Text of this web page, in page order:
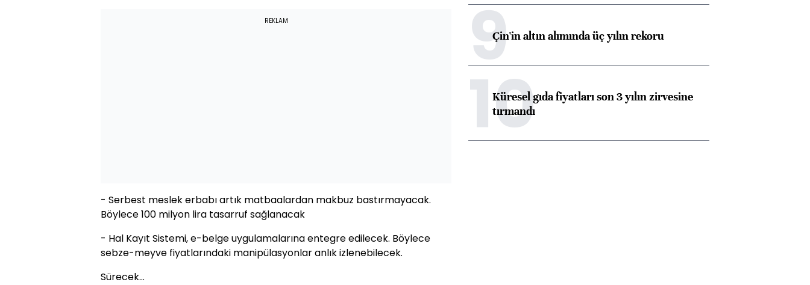
REKLAM
- Serbest meslek erbabı artık matbaalardan makbuz bastırmayacak.
Böylece 100 milyon lira tasarruf sağlanacak
- Hal Kayıt Sistemi, e-belge uygulamalarına entegre edilecek. Böylece
sebze-meyve fiyatlarındaki manipülasyonlar anlık izlenebilecek.
Sürecek...
9Çin'in altın alımında üç yılın rekoru
10
Küresel gıda fiyatları son 3 yılın zirvesine
tırmandı